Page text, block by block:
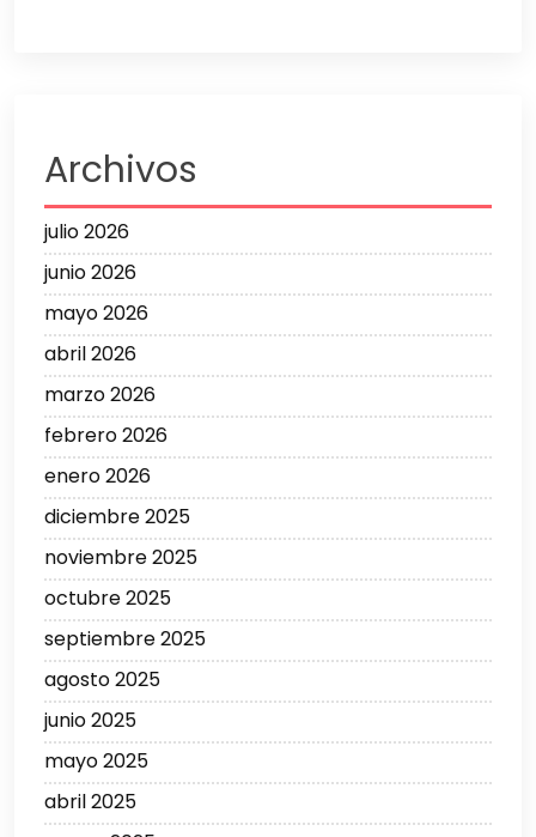
Archivos
julio 2026
junio 2026
mayo 2026
abril 2026
marzo 2026
febrero 2026
enero 2026
diciembre 2025
noviembre 2025
octubre 2025
septiembre 2025
agosto 2025
junio 2025
mayo 2025
abril 2025